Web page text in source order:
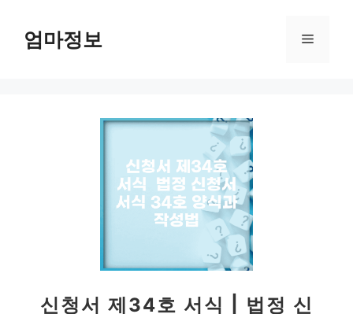
엄마정보 메
신청서 제34호 서식 | 법정 신